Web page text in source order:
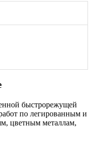
быстрорежущей
по легированным и
цветным металлам,